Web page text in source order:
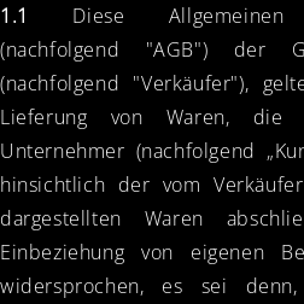
1.1
Diese Allgemeinen
(nachfolgend "AGB") der
(nachfolgend "Verkäufer"),
Lieferung von Waren, die
Unternehmer (nachfolgend
hinsichtlich der vom
dargestellten Waren
Einbeziehung von eigenen
widersprochen, es sei